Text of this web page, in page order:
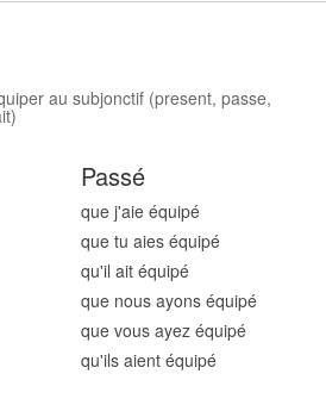
au subjonctif (present, passe,
Passé
que j'aie équipé
que tu aies équipé
qu'il ait équipé
que nous ayons équipé
que vous ayez équipé
qu'ils aient équipé